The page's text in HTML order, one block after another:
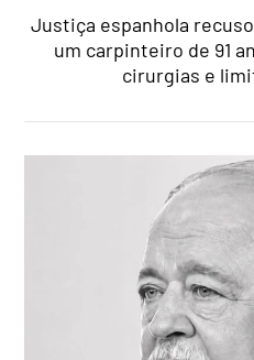
Justiça espanhola
um carpinteiro de 91
cirurgias e